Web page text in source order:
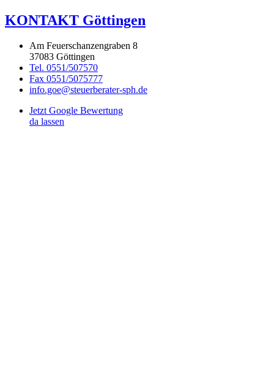
KONTAKT Göttingen
Am Feuerschanzengraben 8
37083 Göttingen
Tel. 0551/507570
Fax 0551/5075777
info.goe@steuerberater-sph.de
Jetzt Google Bewertung
da lassen